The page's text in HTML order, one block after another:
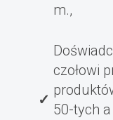
m.,
czołowi
50-tych